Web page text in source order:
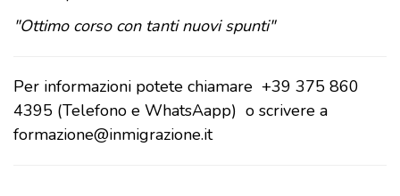
"Ottimo corso con tanti nuovi spunti"
Per informazioni potete chiamare +39 375 860
4395 (Telefono e WhatsAapp) o scrivere a
formazione@inmigrazione.it